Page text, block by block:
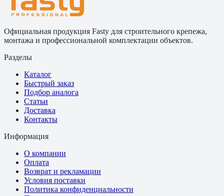
Официальная продукция Fasty для строительного крепежа,
монтажа и профессиональной комплектации объектов.
Разделы
Каталог
Быстрый заказ
Подбор аналога
Статьи
Доставка
Контакты
Информация
О компании
Оплата
Возврат и рекламации
Условия поставки
Политика конфиденциальности